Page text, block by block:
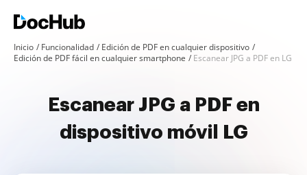
Inicio Funcionalidad
Edición de PDF en cualquier dispositivo
Edición de PDF fácil en cualquier smartphone
Escanear JPG a PDF en LG
Escanear JPG a PDF en
dispositivo móvil LG